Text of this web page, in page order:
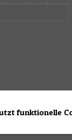
funktionelle
Impressum&